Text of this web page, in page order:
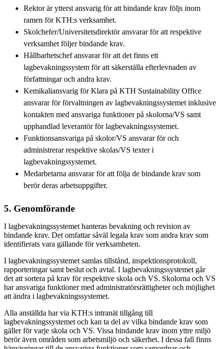
Rektor är ytterst ansvarig för att bindande krav följs inom
ramen för KTH:s verksamhet.
Skolchefer/Universitetsdirektör ansvarar för att respektive
verksamhet följer bindande krav.
Hållbarhetschef ansvarar för att det finns ett
lagbevakningssystem för att säkerställa efterlevnaden av
författningar och andra krav.
Kemikaliansvarig för Klara på KTH Sustainability Office
ansvarar för förvaltningen av lagbevakningssystemet inklusive
kontakten med ansvariga funktioner på skolorna/VS samt
upphandlad leverantör för lagbevakningssystemet.
Funktionsansvariga på skolor/VS ansvarar för och
administrerar respektive skolas/VS texter i
lagbevakningssystemet.
Medarbetarna ansvarar för att följa de bindande krav som
berör deras arbetsuppgifter.
5. Genomförande
I lagbevakningssystemet hanteras bevakning och revision av
bindande krav. Det omfattar såväl legala krav som andra krav som
identifierats vara gällande för verksamheten.
I lagbevakningssystemet samlas tillstånd, inspektionsprotokoll,
rapporteringar samt beslut och avtal. I lagbevakningssystemet går
det att sortera på krav för respektive skola och VS. Skolorna och VS
har ansvariga funktioner med administratörsrättigheter och möjlighet
att ändra i lagbevakningssystemet.
Alla anställda har via KTH:s intranät tillgång till
lagbevakningssystemet och kan ta del av vilka bindande krav som
gäller för varje skola och VS. Vissa bindande krav inom yttre miljö
berör även områden som arbetsmiljö och säkerhet. I dessa fall finns